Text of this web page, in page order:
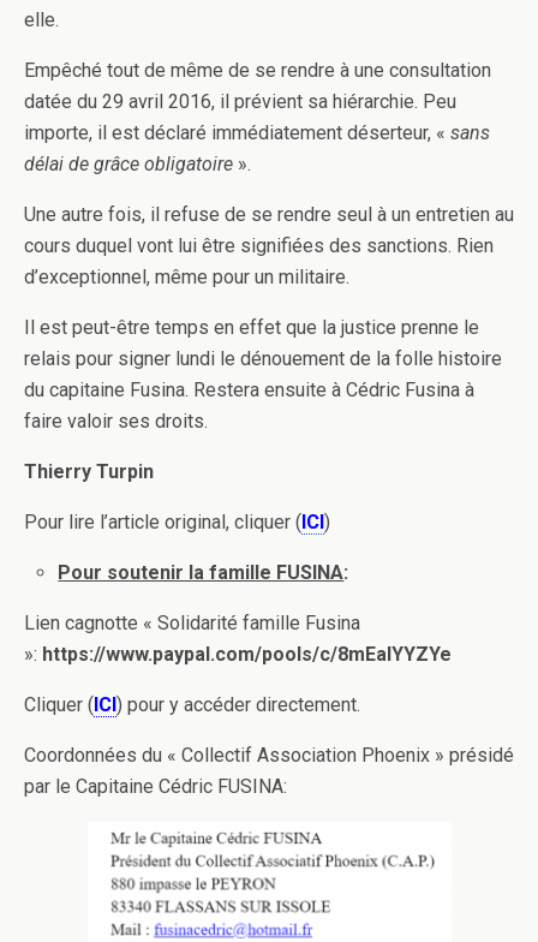
elle.
Empêché tout de même de se rendre à une consultation
datée du 29 avril 2016, il prévient sa hiérarchie. Peu
importe, il est déclaré immédiatement déserteur, « sans
délai de grâce obligatoire ».
Une autre fois, il refuse de se rendre seul à un entretien au
cours duquel vont lui être signifiées des sanctions. Rien
d’exceptionnel, même pour un militaire.
Il est peut-être temps en effet que la justice prenne le
relais pour signer lundi le dénouement de la folle histoire
du capitaine Fusina. Restera ensuite à Cédric Fusina à
faire valoir ses droits.
Thierry Turpin
Pour lire l’article original, cliquer (ICI)
Pour soutenir la famille FUSINA:
Lien cagnotte « Solidarité famille Fusina
»: https://www.paypal.com/pools/c/8mEalYYZYe
Cliquer (ICI) pour y accéder directement.
Coordonnées du « Collectif Association Phoenix » présidé
par le Capitaine Cédric FUSINA: